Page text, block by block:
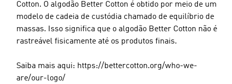
Cotton. O algodão Better Cotton é obtido por meio de um
modelo de cadeia de custódia chamado de equilíbrio de
massas. Isso significa que o algodão Better Cotton não é
rastreável fisicamente até os produtos finais.
Saiba mais aqui: https://bettercotton.org/who-we-
are/our-logo/